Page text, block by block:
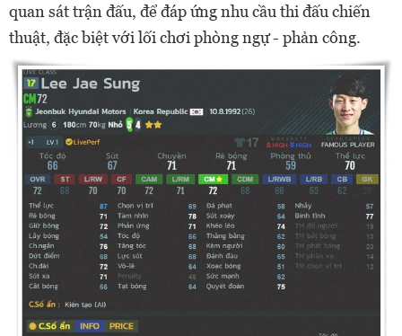
quan sát trận đấu, để đáp ứng nhu cầu thi đấu chiến
thuật, đặc biệt với lối chơi phòng ngự - phản công.